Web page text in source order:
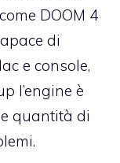
DOOM 4
di
e console,
l’engine è
quantità di